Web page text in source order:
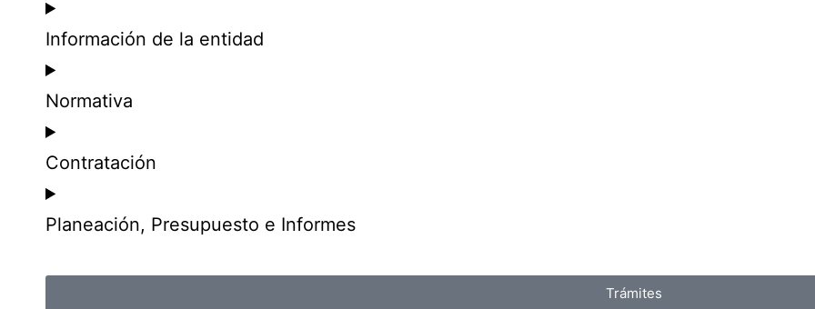
Información de la entidad
Normativa
Contratación
Planeación, Presupuesto e Informes
Trámites